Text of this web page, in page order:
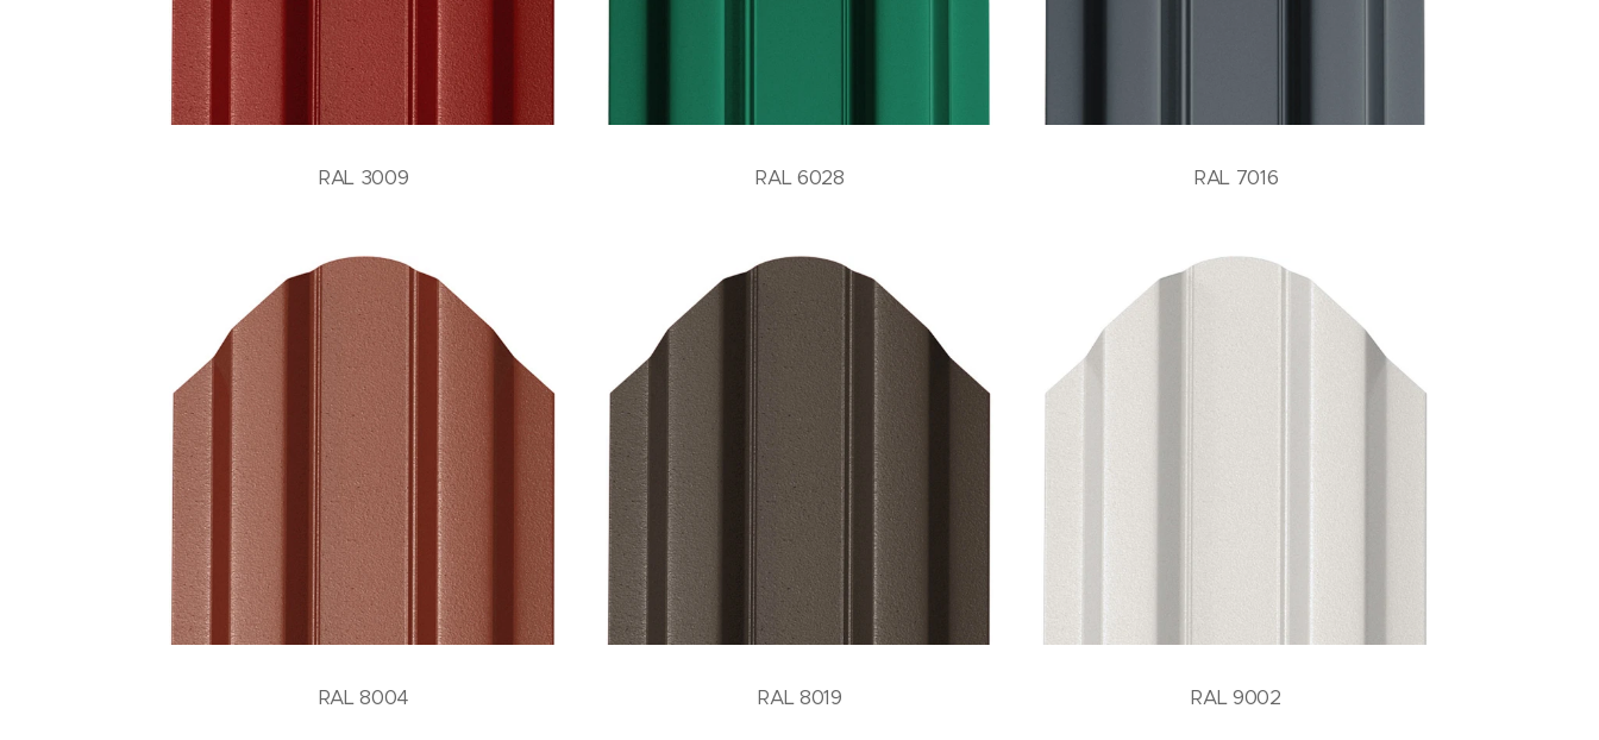
RAL 3009
RAL 8004
RAL 6028
RAL 8019
RAL 7016
RAL 9002